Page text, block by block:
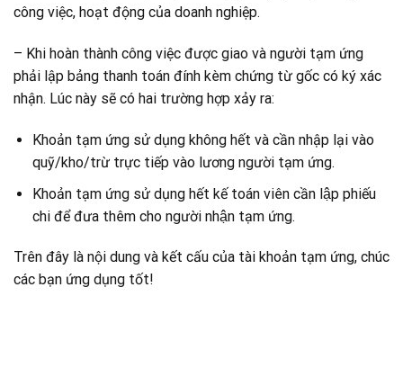
công việc, hoạt động của doanh nghiệp.
– Khi hoàn thành công việc được giao và người tạm ứng
phải lập bảng thanh toán đính kèm chứng từ gốc có ký xác
nhận. Lúc này sẽ có hai trường hợp xảy ra:
Khoản tạm ứng sử dụng không hết và cần nhập lại vào
quỹ/kho/trừ trực tiếp vào lương người tạm ứng.
Khoản tạm ứng sử dụng hết kế toán viên cần lập phiếu
chi để đưa thêm cho người nhận tạm ứng.
Trên đây là nội dung và kết cấu của tài khoản tạm ứng, chúc
các bạn ứng dụng tốt!